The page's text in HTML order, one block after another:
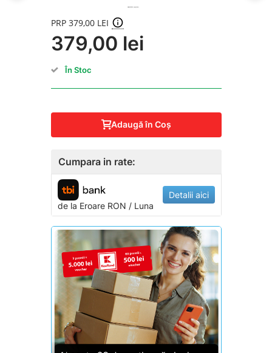
PRP 379,00 LEI
379,00 lei
În Stoc
Adaugă în Coş
Cumpara in rate:
de la EroareRON / Luna
Detalii aici